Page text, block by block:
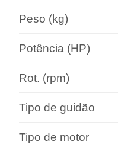
Peso (kg)
Potência (HP)
Rot. (rpm)
Tipo de guidão
Tipo de motor